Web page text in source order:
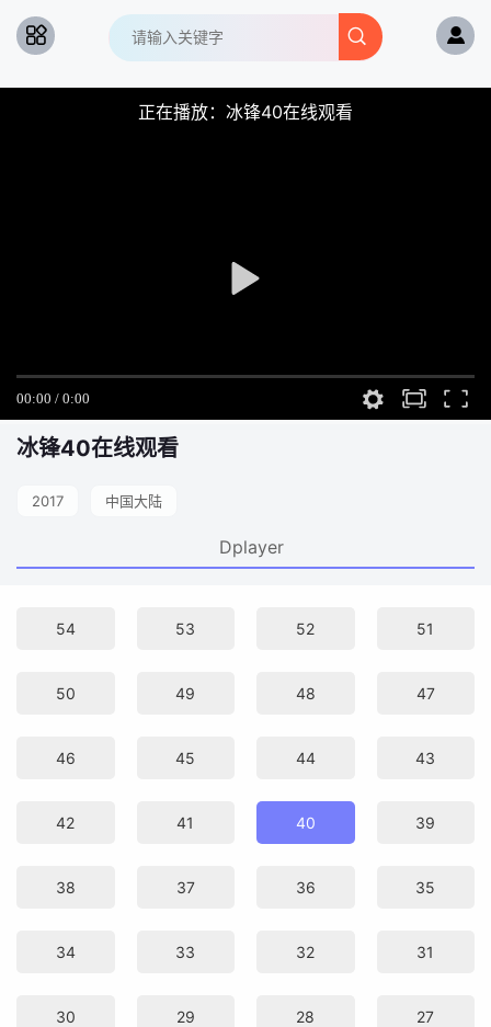
正在播放：冰锋40在线观看
冰锋40在线观看
2017 中国大陆
Dplayer
54 53 52 51
50 49 48 47
46 45 44 43
42 41 40 39
38 37 36 35
34 33 32 31
30 29 28 27